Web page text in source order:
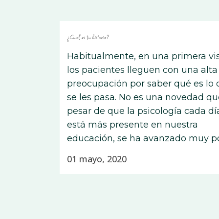
¿Cual es tu historia?
Habitualmente, en una primera
los pacientes lleguen con una alta
preocupación por saber qué es lo
se les pasa. No es una novedad
pesar de que la psicología cada
está más presente en nuestra
educación, se ha avanzado muy
01 mayo, 2020